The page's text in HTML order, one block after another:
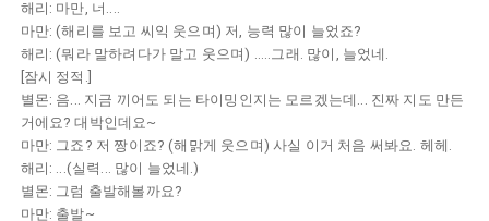
해리: 마만, 너....
마만: (해리를 보고 씨익 웃으며) 저, 능력 많이 늘었죠?
해리: (뭐라 말하려다가 말고 웃으며) .....그래. 많이, 늘었네.
[잠시 정적.]
별몬: 음... 지금 끼어도 되는 타이밍인지는 모르겠는데... 진짜 지도 만든
거에요? 대박인데요~
마만: 그죠? 저 짱이죠? (해맑게 웃으며) 사실 이거 처음 써봐요. 헤헤.
해리: ...(실력... 많이 늘었네.)
별몬: 그럼 출발해볼까요?
마만: 출발~